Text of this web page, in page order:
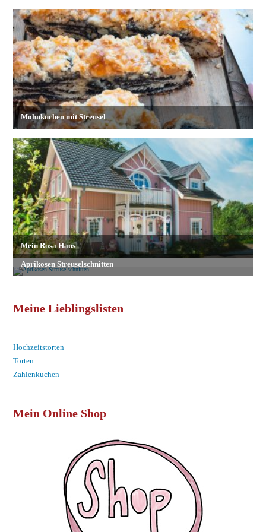
Meine Lieblingslisten
Hochzeitstorten
Torten
Zahlenkuchen
Mein Online Shop